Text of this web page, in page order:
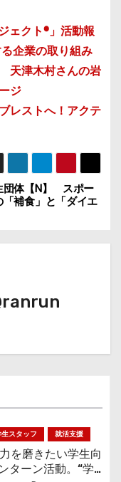
ェクト®」活動報
企業の取り組み
天津木村さんの岩
ジ
レストへ！アクテ
団体【N】 スポー
「補食」と「ダイエ
スタッフ 就活支援
を磨きたい学生向
ターン活動。“学